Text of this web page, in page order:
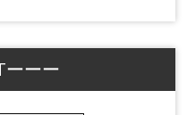
ーーー